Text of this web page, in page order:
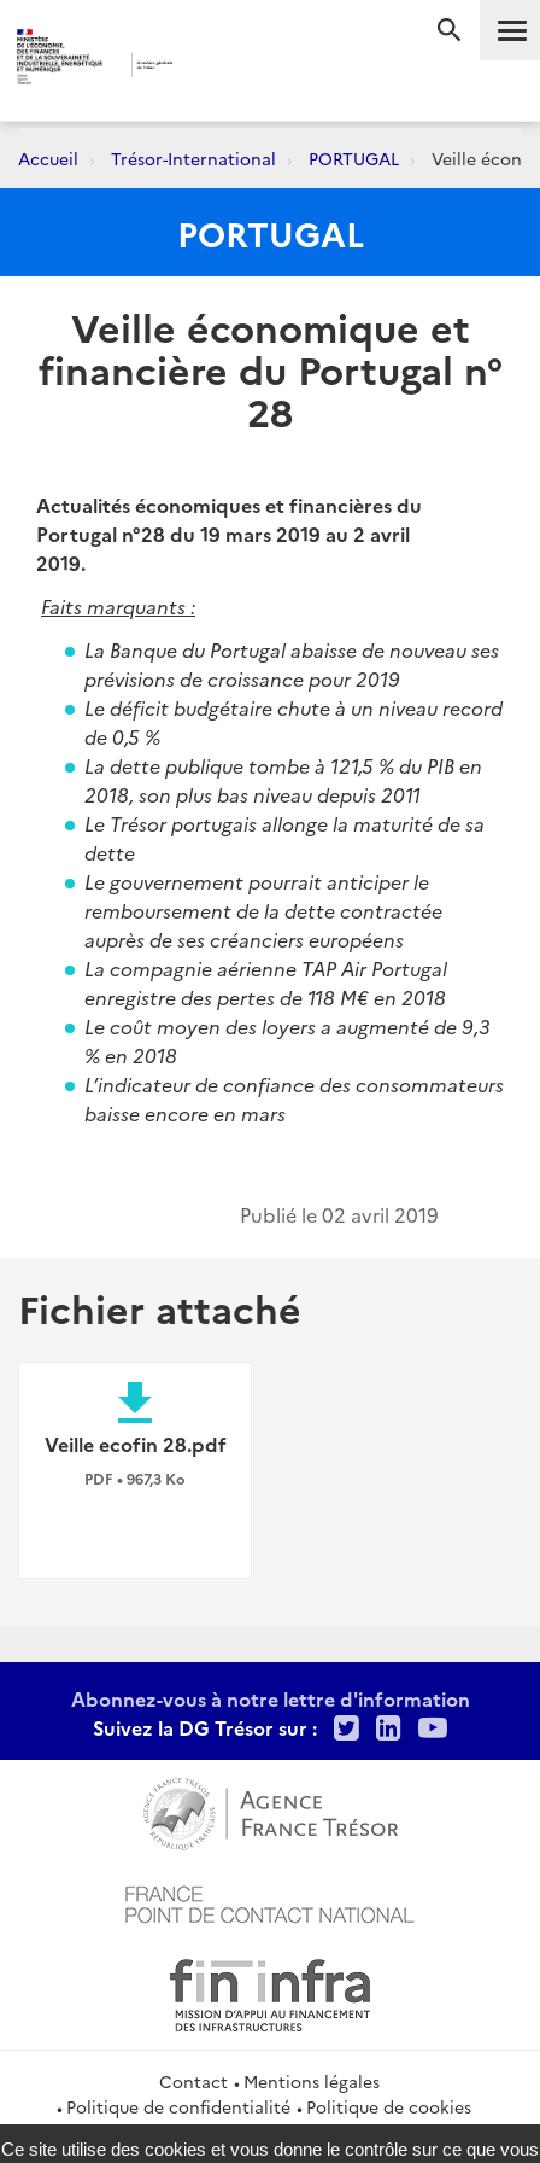
Accueil Trésor-International PORTUGAL Veille
PORTUGAL
Veille économique et
financière du Portugal n°
28
Actualités économiques et financières du
Portugal n°28 du 19 mars 2019 au 2 avril
Faits marquants :
La Banque du Portugal abaisse de nouveau ses
prévisions de croissance pour 2019
Le déficit budgétaire chute à un niveau record
de 0,5 %
La dette publique tombe à 121,5 % du PIB en
2018, son plus bas niveau depuis 2011
Le Trésor portugais allonge la maturité de sa
dette
Le gouvernement pourrait anticiper le
remboursement de la dette contractée
auprès de ses créanciers européens
La compagnie aérienne TAP Air Portugal
enregistre des pertes de 118 M€ en 2018
Le coût moyen des loyers a augmenté de 9,3
% en 2018
L’indicateur de confiance des consommateurs
baisse encore en mars
Publié le02 avril 2019
Fichier attaché
file_download
Veille ecofin 28.pdf
PDF • 967,3 Ko
Abonnez-vous à notre lettre d'information
Suivez la DG Trésor sur :
TwitterLinkedIn
Contact
Mentions légales
Politique de confidentialité
Politique de cookies
Gestion des cookies
Ce site utilise des cookies et vous donne le contrôle sur ce que vous